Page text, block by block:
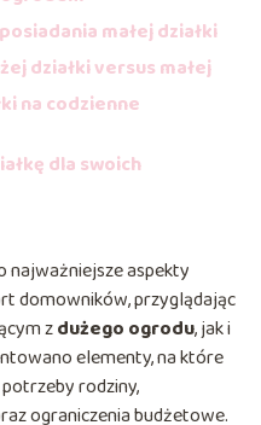
małej działki
działki versus małej
na codzienne
dla swoich
aspekty
domowników, przyglądając
zdużego ogrodu, jak i
elementy, na które
rodziny,
ograniczenia budżetowe.